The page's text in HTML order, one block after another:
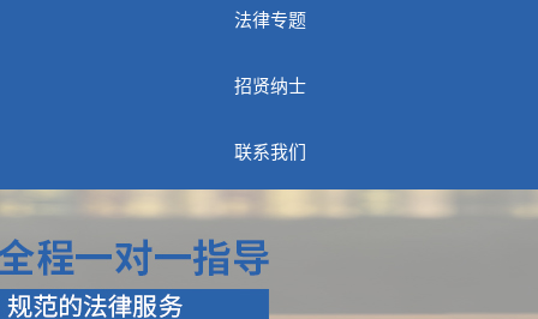
法律专题
招贤纳士
联系我们